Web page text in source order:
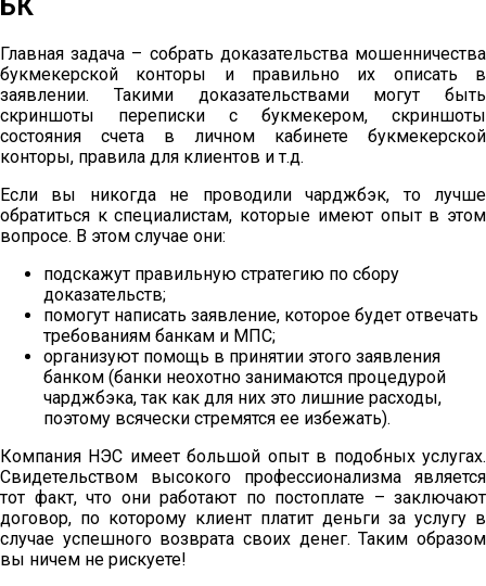
БК
Главная задача – собрать доказательства мошенничества
букмекерской конторы и правильно их описать в
заявлении. Такими доказательствами могут быть
скриншоты переписки с букмекером, скриншоты
состояния счета в личном кабинете букмекерской
конторы, правила для клиентов и т.д.
Если вы никогда не проводили чарджбэк, то лучше
обратиться к специалистам, которые имеют опыт в этом
вопросе. В этом случае они:
подскажут правильную стратегию по сбору
доказательств;
помогут написать заявление, которое будет отвечать
требованиям банкам и МПС;
организуют помощь в принятии этого заявления
банком (банки неохотно занимаются процедурой
чарджбэка, так как для них это лишние расходы,
поэтому всячески стремятся ее избежать).
Компания НЭС имеет большой опыт в подобных услугах.
Свидетельством высокого профессионализма является
тот факт, что они работают по постоплате – заключают
договор, по которому клиент платит деньги за услугу в
случае успешного возврата своих денег. Таким образом
вы ничем не рискуете!